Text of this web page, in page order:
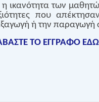
ικανότητα των
που
ή την
ΤΟ ΕΓΓΡΑΦΟ ΕΔΩ